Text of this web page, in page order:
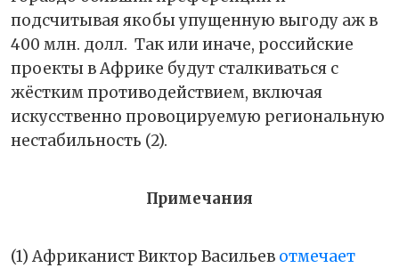
подсчитывая якобы упущенную выгоду аж в
400 млн. долл. Так или иначе, российские
проекты в Африке будут сталкиваться с
жёстким противодействием, включая
искусственно провоцируемую региональную
нестабильность (2).
Примечания
(1) Африканист Виктор Васильев отмечает